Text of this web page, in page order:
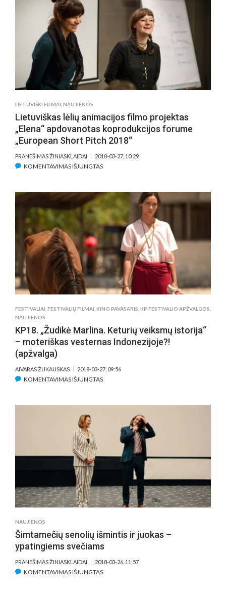
GANGSTERIO
KAPONĖS
VAIDMENYJE
LIETUVIŠKI FILMAI NAUJIENOS
Lietuviškas lėlių animacijos filmo projektas
„Elena“ apdovanotas koprodukcijos forume
„European Short Pitch 2018“
PRANEŠIMAS ŽINIASKLAIDAI 2018-03-27, 10:29
KOMENTAVIMAS IŠJUNGTASĮRAŠE
ANIMACIJOS
FILMO
PROJEKTAS
„ELENA“
APDOVANOTAS
KOPRODUKCIJOS
FORUME
„EUROPEAN
SHORT
PITCH
FESTIVALIAI FESTIVALIŲ FILMAI KINO PAVASARIS KP FESTIVALIO APŽVALGOS
NAUJIENOS
KP18. „Žudikė Marlina. Keturių veiksmų istorija“
– moteriškas vesternas Indonezijoje?!
(apžvalga)
AIVARAS ŽUKAUSKAS 2018-03-27, 09:56
KOMENTAVIMAS IŠJUNGTASĮRAŠE
VEIKSMŲ
ISTORIJA“
MOTERIŠKAS
VESTERNAS
INDONEZIJOJE?!
(APŽVALGA)
NAUJIENOS
Šimtamečių senolių išmintis ir juokas –
ypatingiems svečiams
PRANEŠIMAS ŽINIASKLAIDAI 2018-03-26, 11:57
KOMENTAVIMAS IŠJUNGTASĮRAŠE